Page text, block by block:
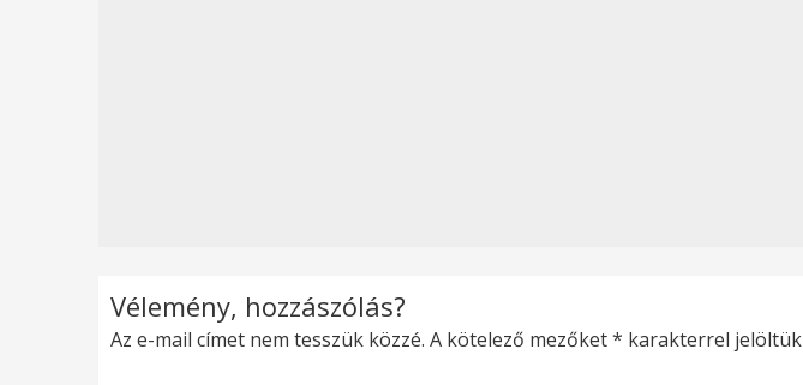
Vélemény, hozzászólás?
Az e-mail címet nem tesszük közzé. A kötelező mezőket* karakterrel jelöltük